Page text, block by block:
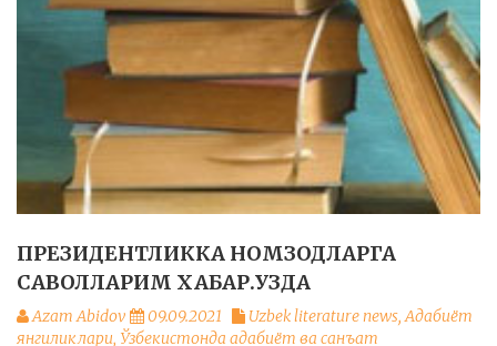
ПРЕЗИДЕНТЛИККА НОМЗОДЛАРГА
САВОЛЛАРИМ ХАБАР.УЗДА
Azam Abidov 09.09.2021 Uzbek literature news,Адабиёт
янгиликлари, Ўзбекистонда адабиёт ва санъат